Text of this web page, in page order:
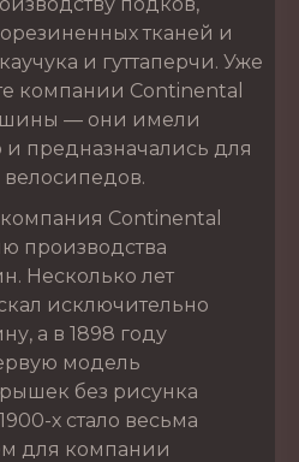
тканей и
и гуттаперчи. Уже
компании Continental
шины — они имели
предназначались для
Continental
производства
Несколько лет
исключительно
а в 1898 году
модель
без рисунка
х стало весьма
для компании